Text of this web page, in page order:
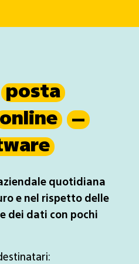
posta
online
–
quotidiana
e nel rispetto delle
dei dati con pochi